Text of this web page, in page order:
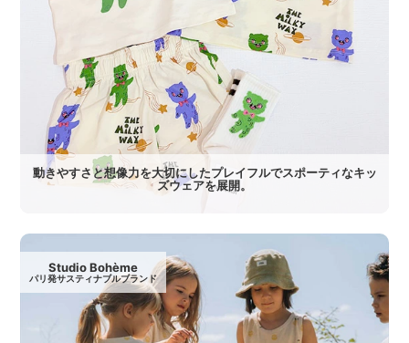
動きやすさと想像力を大切にしたプレイフルでスポーティなキッ
ズウェアを展開。
Studio Bohème
パリ発サスティナブルブランド